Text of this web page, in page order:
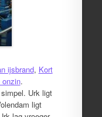
ijsbrand, Kort
onzin.
Urk ligt
ligt